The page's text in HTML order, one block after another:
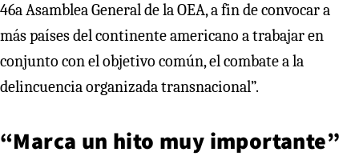
46a Asamblea General de la OEA, a fin de convocar a
más países del continente americano a trabajar en
conjunto con el objetivo común, el combate a la
delincuencia organizada transnacional”.
“Marca un hito muy importante”